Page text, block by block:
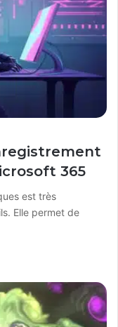
365
est très
Elle permet de